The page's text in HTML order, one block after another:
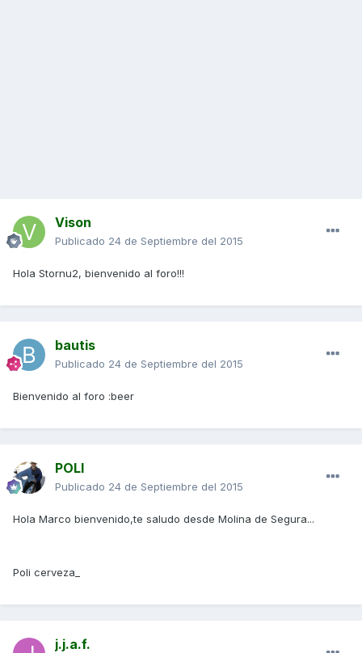
Vison
Publicado 24 de Septiembre del 2015
Hola Stornu2, bienvenido al foro!!!
bautis
Publicado 24 de Septiembre del 2015
Bienvenido al foro :beer
POLI
Publicado 24 de Septiembre del 2015
Hola Marco bienvenido,te saludo desde Molina de Segura...
Poli cerveza_
j.j.a.f.